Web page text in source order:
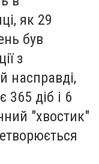
як 29
був
з
насправді,
365 діб і 6
"хвостик"